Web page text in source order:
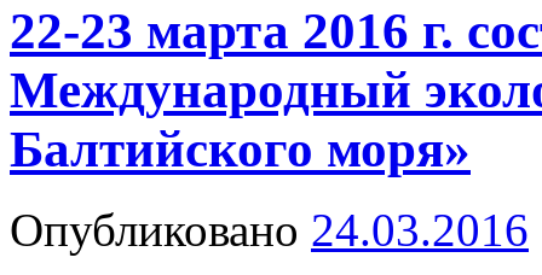
22-23 марта 2016 г.
Международный
Балтийского моря»
Опубликовано 24.03.2016